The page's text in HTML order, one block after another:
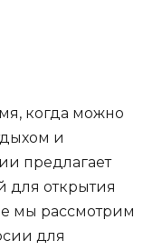
когда можно
и
предлагает
для открытия
мы рассмотрим
для